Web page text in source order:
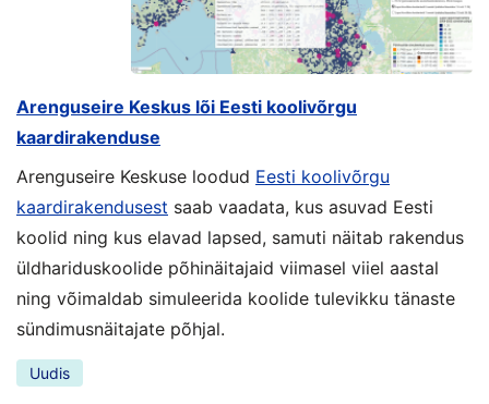
Arenguseire Keskus lõi Eesti koolivõrgu
kaardirakenduse
Arenguseire Keskuse loodud Eesti koolivõrgu
kaardirakendusest saab vaadata, kus asuvad Eesti
koolid ning kus elavad lapsed, samuti näitab rakendus
üldhariduskoolide põhinäitajaid viimasel viiel aastal
ning võimaldab simuleerida koolide tulevikku tänaste
sündimusnäitajate põhjal.
Uudis